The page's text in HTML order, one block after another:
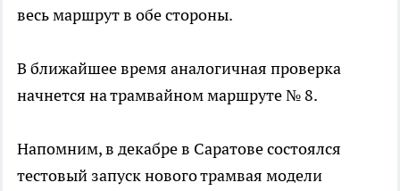
весь маршрут в обе стороны.
В ближайшее время аналогичная проверка
начнется на трамвайном маршруте № 8.
Напомним, в декабре в Саратове состоялся
тестовый запуск нового трамвая модели